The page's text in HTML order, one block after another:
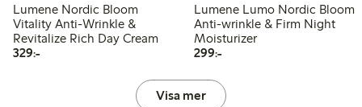
Lumene Nordic Bloom
Vitality Anti-Wrinkle &
Revitalize Rich Day Cream
329:-329,00 kr
Lumene Lumo Nordic Bloom
Anti-wrinkle & Firm Night
Moisturizer
299:-299,00 kr
Visa mer